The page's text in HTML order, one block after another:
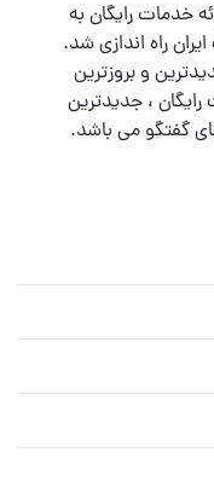
۱۳۸۶ با هدف ارائه خدمات رایگان به
راه اندازی شد.
و بروزترین
، جدیدترین
گفتگو می باشد.